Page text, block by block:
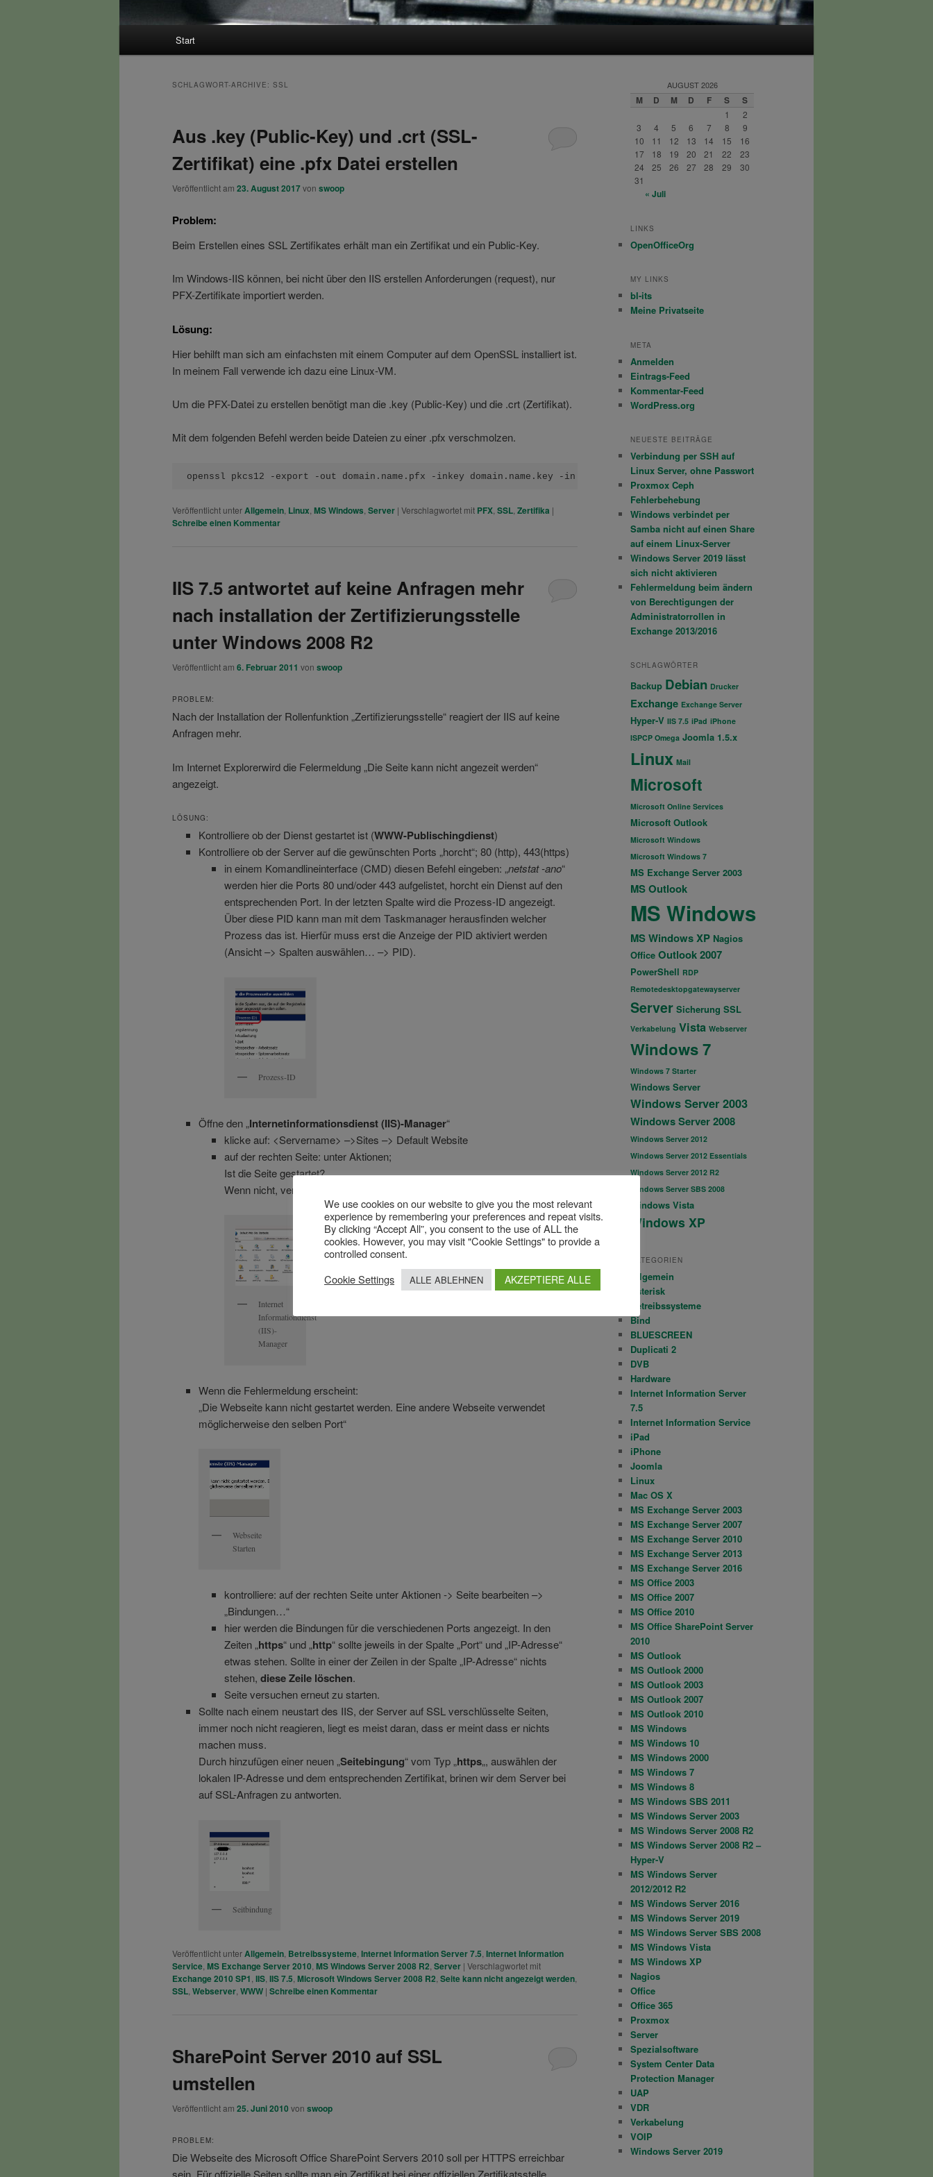
Start
SCHLAGWORT-ARCHIVE: SSL
Aus .key (Public-Key) und .crt (SSL-
Zertifikat) eine .pfx Datei erstellen
Veröffentlicht am 23. August 2017von swoop
Problem:
Beim Erstellen eines SSL Zertifikates erhält man ein Zertifikat und ein Public-Key.
Im Windows-IIS können, bei nicht über den IIS erstellen Anforderungen (request), nur
PFX-Zertifikate importiert werden.
Lösung:
Hier behilft man sich am einfachsten mit einem Computer auf dem OpenSSL installiert ist.
In meinem Fall verwende ich dazu eine Linux-VM.
Um die PFX-Datei zu erstellen benötigt man die .key (Public-Key) und die .crt (Zertifikat).
Mit dem folgenden Befehl werden beide Dateien zu einer .pfx verschmolzen.
openssl pkcs12 -export -out domain.name.pfx -inkey domain.name.key -in domain.name.crt
Veröffentlicht unterAllgemein, Linux, MS Windows, Server | Verschlagwortet mit PFX, SSL, Zertifika |
Schreibe einen Kommentar
IIS 7.5 antwortet auf keine Anfragen mehr
nach installation der Zertifizierungsstelle
unter Windows 2008 R2
Veröffentlicht am 6. Februar 2011 von swoop
PROBLEM:
Nach der Installation der Rollenfunktion „Zertifizierungsstelle“ reagiert der IIS auf keine
Anfragen mehr.
Im Internet Explorerwird die Felermeldung „Die Seite kann nicht angezeit werden“
angezeigt.
LÖSUNG:
Kontrolliere ob der Dienst gestartet ist (WWW-Publischingdienst)
Kontrolliere ob der Server auf die gewünschten Ports „horcht“; 80 (http), 443(https)
in einem Komandlineinterface (CMD) diesen Befehl eingeben: „netstat -ano“
werden hier die Ports 80 und/oder 443 aufgelistet, horcht ein Dienst auf den
entsprechenden Port. In der letzten Spalte wird die Prozess-ID angezeigt.
Über diese PID kann man mit dem Taskmanager herausfinden welcher
Prozess das ist. Hierfür muss erst die Anzeige der PID aktiviert werden
(Ansicht –> Spalten auswählen… –> PID).
Prozess-ID
Öffne den „Internetinformationsdienst (IIS)-Manager“
klicke auf: <Servername> –>Sites –> Default Website
auf der rechten Seite: unter Aktionen;
Ist die Seite gestartet?
Wenn nicht, versuche die Seite zu starten.
Internet
Informationdienst
(IIS)-
Manager
Wenn die Fehlermeldung erscheint:
„Die Webseite kann nicht gestartet werden. Eine andere Webseite verwendet
möglicherweise den selben Port“
Webseite
Starten
kontrolliere: auf der rechten Seite unter Aktionen -> Seite bearbeiten –>
„Bindungen…“
hier werden die Bindungen für die verschiedenen Ports angezeigt. In den
Zeiten „https“ und „http“ sollte jeweils in der Spalte „Port“ und „IP-Adresse“
etwas stehen. Sollte in einer der Zeilen in der Spalte „IP-Adresse“ nichts
stehen, diese Zeile löschen.
Seite versuchen erneut zu starten.
Sollte nach einem neustart des IIS, der Server auf SSL verschlüsselte Seiten,
immer noch nicht reagieren, liegt es meist daran, dass er meint dass er nichts
machen muss.
Durch hinzufügen einer neuen „Seitebingung“ vom Typ „https„, auswählen der
lokalen IP-Adresse und dem entsprechenden Zertifikat, brinen wir dem Server bei
auf SSL-Anfragen zu antworten.
Seitbindung
Veröffentlicht unterAllgemein Betreibssysteme Internet Information Server 7.5 Internet Information
Service MS Exchange Server 2010 MS Windows Server 2008 R2 Server | Verschlagwortet mit
Exchange 2010 SP1 IIS IIS 7.5 Microsoft Windows Server 2008 R2 Seite kann nicht angezeigt werden
SSL Webserver WWW | Schreibe einen Kommentar
SharePoint Server 2010 auf SSL
umstellen
Veröffentlicht am 25. Juni 2010 von swoop
PROBLEM:
Die Webseite des Microsoft Office SharePoint Servers 2010 soll per HTTPS erreichbar
sein. Für offizielle Seiten sollte man ein Zertifikat bei einer offiziellen Zertifikatsstelle
AUGUST 2026
M D M D F S S
1
2
3
4 5 6 7 8
9
10
11 12 13 14 15
16
17
18 19 20 21 22
23
24
25 26 27 28 29
30
31
« Juli
LINKS
OpenOfficeOrg
MY LINKS
bl-its
Meine Privatseite
META
Anmelden
Eintrags-Feed
Kommentar-Feed
WordPress.org
NEUESTE BEITRÄGE
Verbindung per SSH auf
Linux Server, ohne Passwort
Proxmox Ceph
Fehlerbehebung
Windows verbindet per
Samba nicht auf einen Share
auf einem Linux-Server
Windows Server 2019 lässt
sich nicht aktivieren
Fehlermeldung beim ändern
von Berechtigungen der
Administratorrollen in
Exchange 2013/2016
SCHLAGWÖRTER
Backup Debian Drucker
Exchange Exchange Server
Hyper-V IIS 7.5 iPad iPhone
ISPCP Omega Joomla 1.5.x
Linux Mail
Microsoft
Microsoft Online Services
Microsoft Outlook
Microsoft Windows
Microsoft Windows 7
MS Exchange Server 2003
MS Outlook
MS Windows
MS Windows XP Nagios
Office Outlook 2007
PowerShell RDP
Remotedesktopgatewayserver
Server Sicherung SSL
Verkabelung Vista Webserver
Windows 7
Windows 7 Starter
Windows Server
Windows Server 2003
Windows Server 2008
Windows Server 2012
Windows Server 2012 Essentials
Windows Server 2012 R2
Windows Server SBS 2008
Windows Vista
Windows XP
KATEGORIEN
Allgemein
Asterisk
Betreibssysteme
Bind
BLUESCREEN
Duplicati 2
DVB
Hardware
Internet Information Server
7.5
Internet Information Service
iPad
iPhone
Joomla
Linux
Mac OS X
MS Exchange Server 2003
MS Exchange Server 2007
MS Exchange Server 2010
MS Exchange Server 2013
MS Exchange Server 2016
MS Office 2003
MS Office 2007
MS Office 2010
MS Office SharePoint Server
2010
MS Outlook
MS Outlook 2000
MS Outlook 2003
MS Outlook 2007
MS Outlook 2010
MS Windows
MS Windows 10
MS Windows 2000
MS Windows 7
MS Windows 8
MS Windows SBS 2011
MS Windows Server 2003
MS Windows Server 2008 R2
MS Windows Server 2008 R2 –
Hyper-V
MS Windows Server
2012/2012 R2
MS Windows Server 2016
MS Windows Server 2019
MS Windows Server SBS 2008
MS Windows Vista
MS Windows XP
Nagios
Office
Office 365
Proxmox
Server
Spezialsoftware
System Center Data
Protection Manager
UAP
VDR
Verkabelung
VOIP
Windows Server 2019
We use cookies on our website to give you the most relevant
experience by remembering your preferences and repeat visits.
By clicking “Accept All”, you consent to the use of ALL the
cookies. However, you may visit "Cookie Settings" to provide a
controlled consent.
Cookie Settings
ALLE ABLEHNEN AKZEPTIERE ALLE